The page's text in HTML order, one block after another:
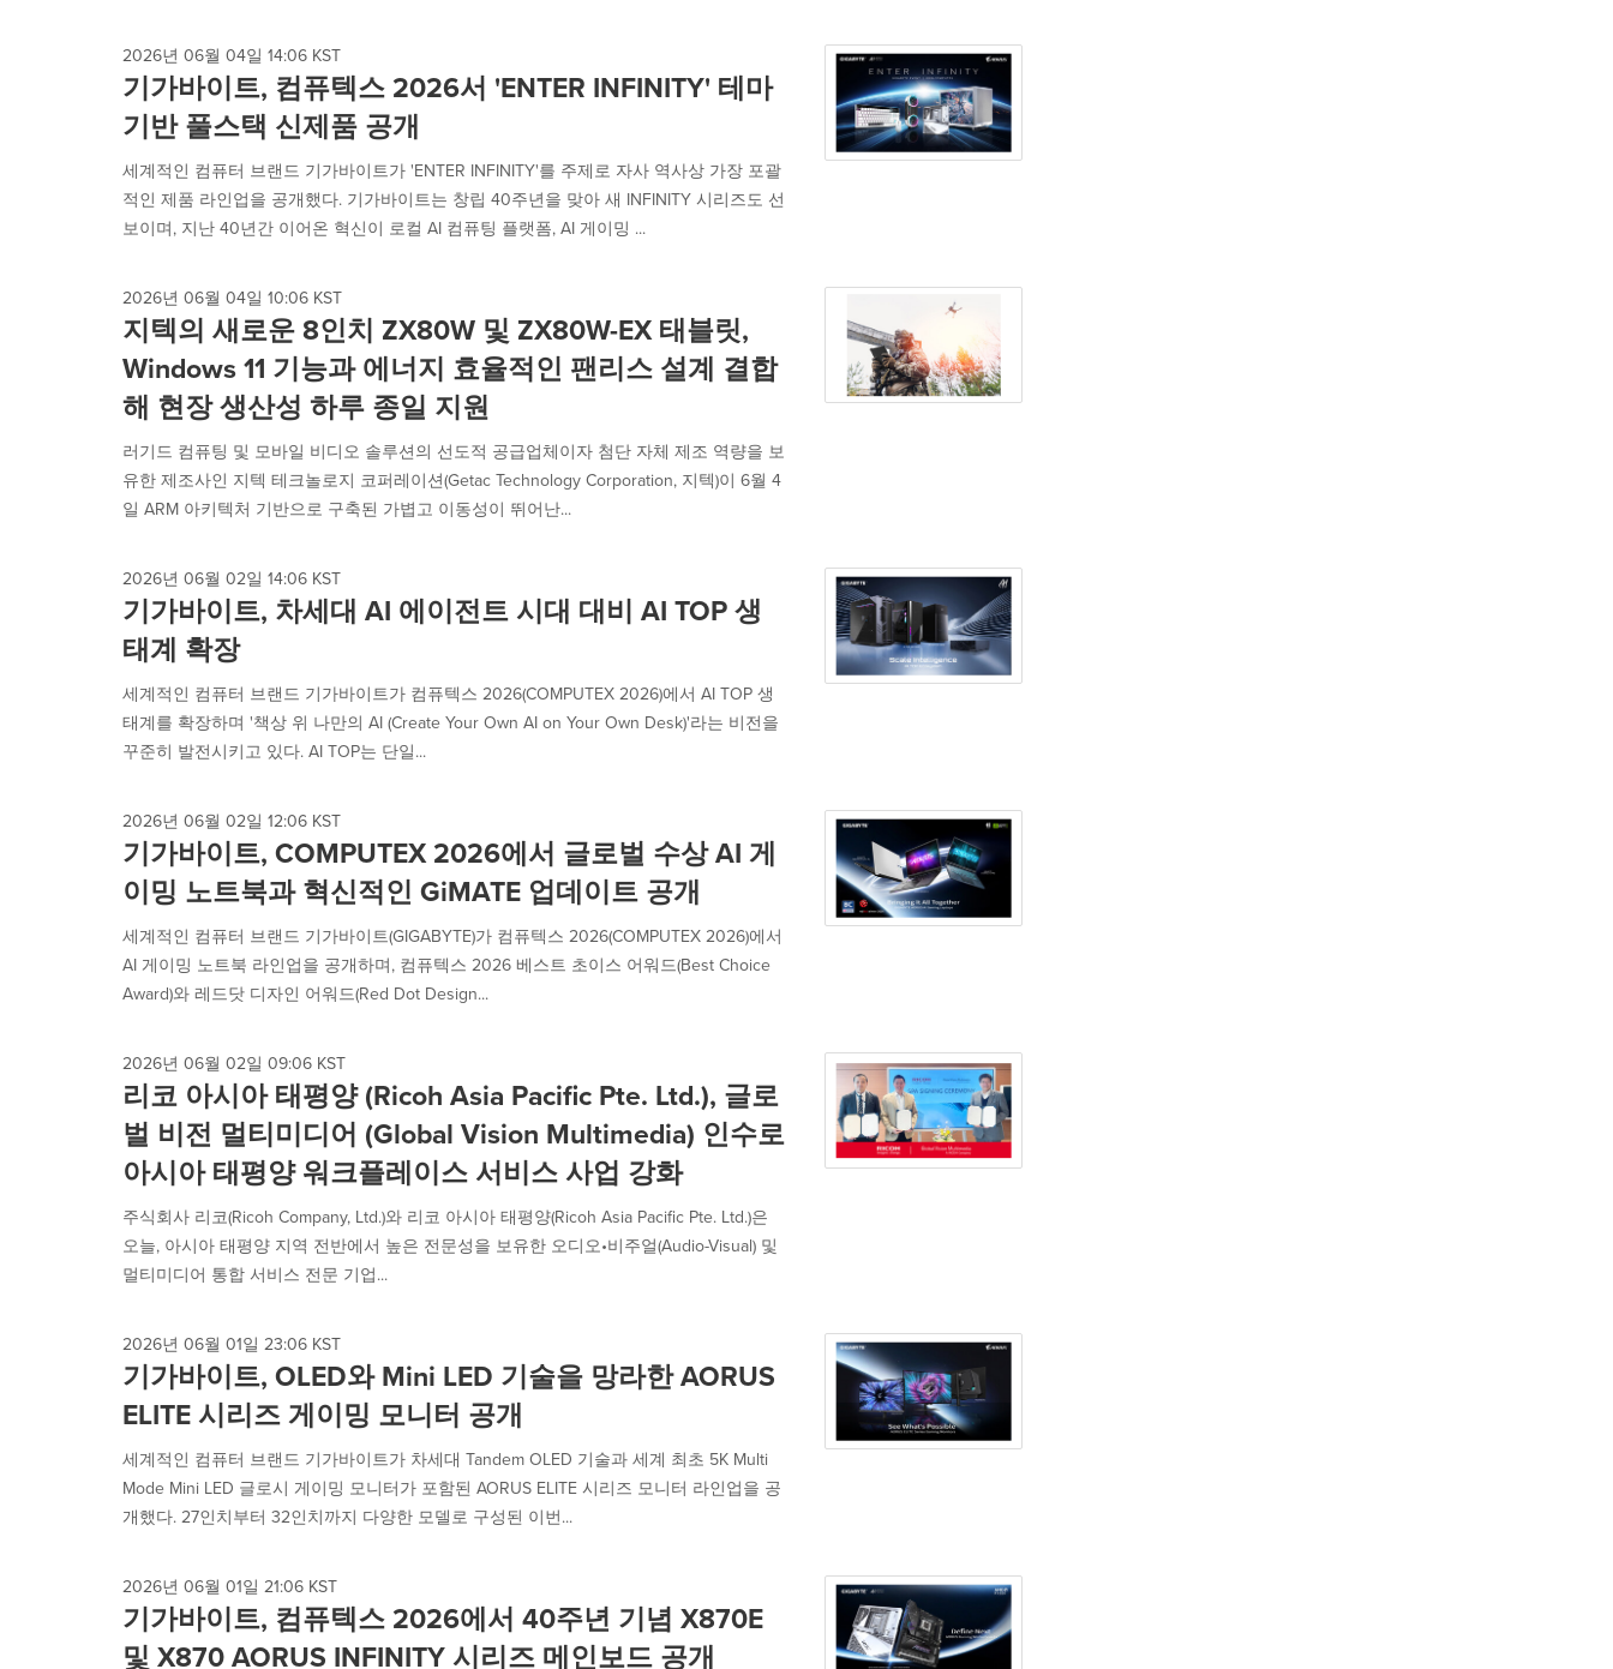
2026년 06월 04일 14:06 KST
기가바이트, 컴퓨텍스 2026서 'ENTER INFINITY' 테마
기반 풀스택 신제품 공개
세계적인 컴퓨터 브랜드 기가바이트가 'ENTER INFINITY'를 주제로 자사 역사상 가장 포괄
적인 제품 라인업을 공개했다. 기가바이트는 창립 40주년을 맞아 새 INFINITY 시리즈도 선
보이며, 지난 40년간 이어온 혁신이 로컬 AI 컴퓨팅 플랫폼, AI 게이밍 ...
2026년 06월 04일 10:06 KST
지텍의 새로운 8인치 ZX80W 및 ZX80W-EX 태블릿,
Windows 11 기능과 에너지 효율적인 팬리스 설계 결합
해 현장 생산성 하루 종일 지원
러기드 컴퓨팅 및 모바일 비디오 솔루션의 선도적 공급업체이자 첨단 자체 제조 역량을 보
유한 제조사인 지텍 테크놀로지 코퍼레이션(Getac Technology Corporation, 지텍)이 6월 4
일 ARM 아키텍처 기반으로 구축된 가볍고 이동성이 뛰어난...
2026년 06월 02일 14:06 KST
기가바이트, 차세대 AI 에이전트 시대 대비 AI TOP 생
태계 확장
세계적인 컴퓨터 브랜드 기가바이트가 컴퓨텍스 2026(COMPUTEX 2026)에서 AI TOP 생
태계를 확장하며 '책상 위 나만의 AI (Create Your Own AI on Your Own Desk)'라는 비전을
꾸준히 발전시키고 있다. AI TOP는 단일...
2026년 06월 02일 12:06 KST
기가바이트, COMPUTEX 2026에서 글로벌 수상 AI 게
이밍 노트북과 혁신적인 GiMATE 업데이트 공개
세계적인 컴퓨터 브랜드 기가바이트(GIGABYTE)가 컴퓨텍스 2026(COMPUTEX 2026)에서
AI 게이밍 노트북 라인업을 공개하며, 컴퓨텍스 2026 베스트 초이스 어워드(Best Choice
Award)와 레드닷 디자인 어워드(Red Dot Design...
2026년 06월 02일 09:06 KST
리코 아시아 태평양 (Ricoh Asia Pacific Pte. Ltd.), 글로
벌 비전 멀티미디어 (Global Vision Multimedia) 인수로
아시아 태평양 워크플레이스 서비스 사업 강화
주식회사 리코(Ricoh Company, Ltd.)와 리코 아시아 태평양(Ricoh Asia Pacific Pte. Ltd.)은
오늘, 아시아 태평양 지역 전반에서 높은 전문성을 보유한 오디오•비주얼(Audio-Visual) 및
멀티미디어 통합 서비스 전문 기업...
2026년 06월 01일 23:06 KST
기가바이트, OLED와 Mini LED 기술을 망라한 AORUS
ELITE 시리즈 게이밍 모니터 공개
세계적인 컴퓨터 브랜드 기가바이트가 차세대 Tandem OLED 기술과 세계 최초 5K Multi
Mode Mini LED 글로시 게이밍 모니터가 포함된 AORUS ELITE 시리즈 모니터 라인업을 공
개했다. 27인치부터 32인치까지 다양한 모델로 구성된 이번...
2026년 06월 01일 21:06 KST
기가바이트, 컴퓨텍스 2026에서 40주년 기념 X870E
및 X870 AORUS INFINITY 시리즈 메인보드 공개